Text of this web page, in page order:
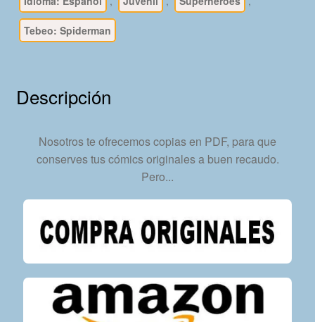
–
49
Formato
PDF
Descarga
Inmediata
Tebeo: Spiderman
Descripción
Nosotros te ofrecemos copias en PDF, para que
conserves tus cómics originales a buen recaudo.
Pero...